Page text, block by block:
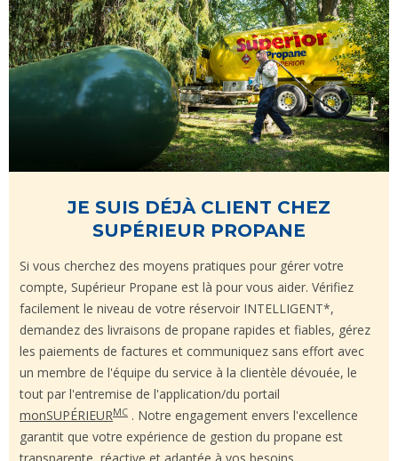
JE SUIS DÉJÀ CLIENT CHEZ
SUPÉRIEUR PROPANE
Si vous cherchez des moyens pratiques pour gérer votre
compte, Supérieur Propane est là pour vous aider. Vérifiez
facilement le niveau de votre réservoir INTELLIGENT*,
demandez des livraisons de propane rapides et fiables, gérez
les paiements de factures et communiquez sans effort avec
un membre de l'équipe du service à la clientèle dévouée, le
tout par l'entremise de l'application/du portail
monSUPÉRIEURMC . Notre engagement envers l'excellence
garantit que votre expérience de gestion du propane est